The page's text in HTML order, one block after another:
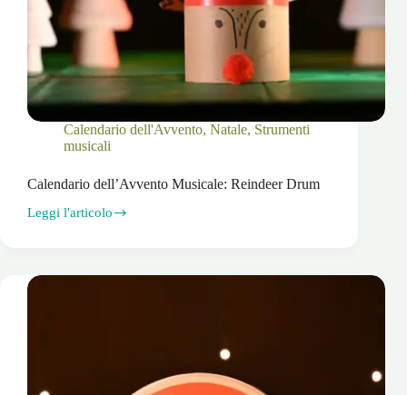
Calendario dell'Avvento, Natale, Strumenti
musicali
Calendario dell’Avvento Musicale: Reindeer Drum
Leggi l'articolo
Calendario
Drum